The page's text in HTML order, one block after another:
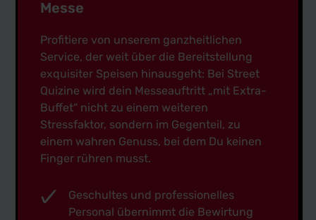
Messe
Profitiere von unserem ganzheitlichen
Service, der weit über die Bereitstellung
exquisiter Speisen hinausgeht: Bei Street
Quizine wird dein Messeauftritt „mit Extra-
Buffet“ nicht zu einem weiteren
Stressfaktor, sondern im Gegenteil, zu
einem wahren Genuss, bei dem Du keinen
Finger rühren musst.
Geschultes und professionelles
Personal übernimmt die Bewirtung